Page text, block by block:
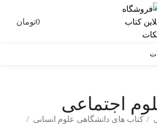
0تومان
اجتماعی
کتاب های دانشگاهی علوم انسانی